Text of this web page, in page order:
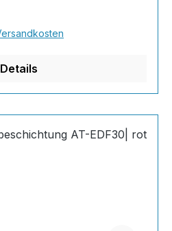
möglich. Von edlen
ist alles möglich!
330 Gramm
Details